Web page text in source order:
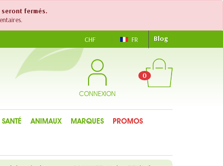
fermés.
CHF FR Blog
CONNEXION
0
SANTÉ ANIMAUX MARQUES PROMOS